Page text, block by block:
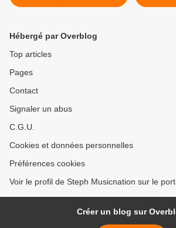
avec son nouveau titre !
Hébergé par Overblog
Top articles
Pages
Contact
Signaler un abus
C.G.U.
Cookies et données personnelles
Préférences cookies
Voir le profil de Steph Musicnation sur le
Créer un blog sur